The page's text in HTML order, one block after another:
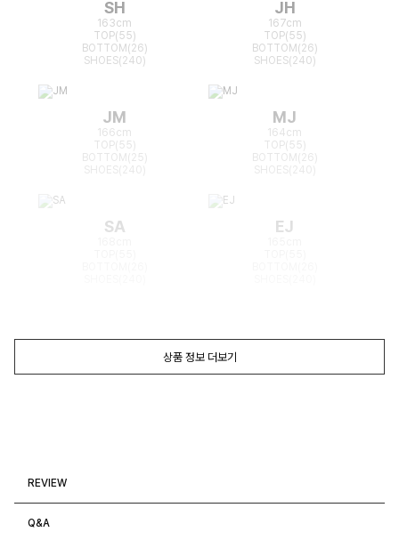
SH
163cm
TOP(55)
BOTTOM(26)
SHOES(240)
JH
167cm
TOP(55)
BOTTOM(26)
SHOES(240)
JM
166cm
TOP(55)
BOTTOM(25)
MJ
164cm
TOP(55)
BOTTOM(26)
SA EJ
상품 정보 더보기
REVIEW
Q&A